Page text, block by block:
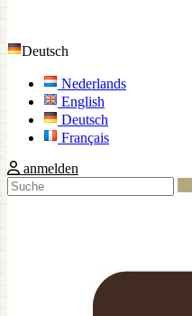
Deutsch
Nederlands
English
Deutsch
Français
anmelden